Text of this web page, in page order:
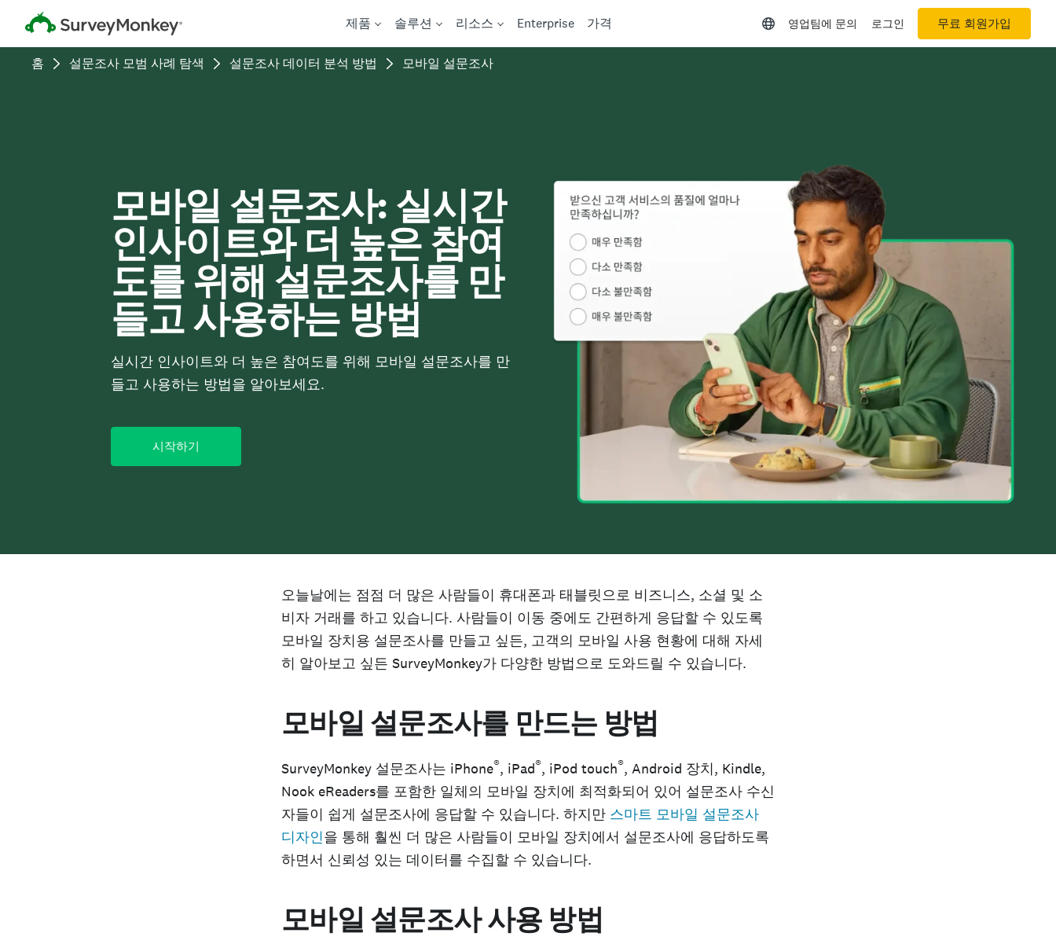
제품 솔루션 리소스 Enterprise 가격 영업팀에 문의 로그인 무료 회원가입
홈 설문조사 모범 사례 탐색 설문조사 데이터 분석 방법 모바일 설문조사
모바일 설문조사: 실시간
인사이트와 더 높은 참여
도를 위해 설문조사를 만
들고 사용하는 방법
실시간 인사이트와 더 높은 참여도를 위해 모바일 설문조사를 만
들고 사용하는 방법을 알아보세요.
시작하기
오늘날에는 점점 더 많은 사람들이 휴대폰과 태블릿으로 비즈니스, 소셜 및 소
비자 거래를 하고 있습니다. 사람들이 이동 중에도 간편하게 응답할 수 있도록
모바일 장치용 설문조사를 만들고 싶든, 고객의 모바일 사용 현황에 대해 자세
히 알아보고 싶든 SurveyMonkey가 다양한 방법으로 도와드릴 수 있습니다.
모바일 설문조사를 만드는 방법
SurveyMonkey 설문조사는 iPhone®, iPad®, iPod touch®, Android 장치, Kindle,
Nook eReaders를 포함한 일체의 모바일 장치에 최적화되어 있어 설문조사 수신
자들이 쉽게 설문조사에 응답할 수 있습니다. 하지만 스마트 모바일 설문조사
디자인을 통해 훨씬 더 많은 사람들이 모바일 장치에서 설문조사에 응답하도록
하면서 신뢰성 있는 데이터를 수집할 수 있습니다.
모바일 설문조사 사용 방법